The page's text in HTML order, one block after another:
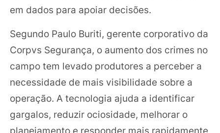
em dados para apoiar decisões.
Segundo Paulo Buriti, gerente corporativo da
Corpvs Segurança, o aumento dos crimes no
campo tem levado produtores a perceber a
necessidade de mais visibilidade sobre a
operação. A tecnologia ajuda a identificar
gargalos, reduzir ociosidade, melhorar o
planejamento e responder mais rapidamente